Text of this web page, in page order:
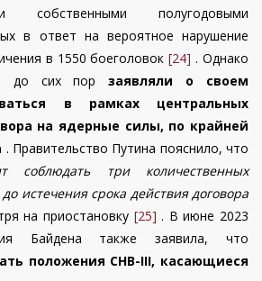
собственными полугодовыми
в ответ на вероятное нарушение
в 1550 боеголовок[24] . Однако
до сих порзаявляли о своем
в рамках центральных
на ядерные силы, по крайней
. Правительство Путина пояснило, что
соблюдать три количественных
истечения срока действия договора
на приостановку [25] . В июне 2023
Байдена также заявила, что
положения СНВ-III, касающиеся